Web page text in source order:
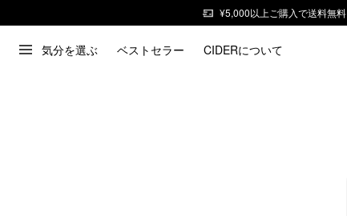
¥5,000以上ご購入で送料無料
気分を選ぶ ベストセラー CIDERについて